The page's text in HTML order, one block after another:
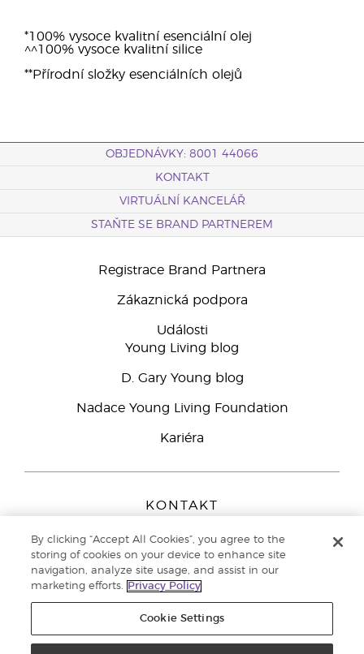
*100% vysoce kvalitní esenciální olej
^^100% vysoce kvalitní silice
**Přírodní složky esenciálních olejů
OBJEDNÁVKY: 8001 44066
KONTAKT
VIRTUÁLNÍ KANCELÁŘ
STAŇTE SE BRAND PARTNEREM
Registrace Brand Partnera
Zákaznická podpora
Události
Young Living blog
D. Gary Young blog
Nadace Young Living Foundation
Kariéra
KONTAKT
Peizerweg 97
9727 AJ Groningen
Netherlands
Zákaznická podpora800 144 066
By clicking “Accept All Cookies”, you agree to the
storing of cookies on your device to enhance site
navigation, analyze site usage, and assist in our
marketing efforts.
Privacy Policy
Cookie Settings